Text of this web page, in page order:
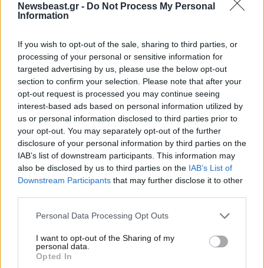
Newsbeast.gr - Do Not Process My Personal
Information
If you wish to opt-out of the sale, sharing to third parties, or
processing of your personal or sensitive information for
targeted advertising by us, please use the below opt-out
section to confirm your selection. Please note that after your
opt-out request is processed you may continue seeing
interest-based ads based on personal information utilized by
us or personal information disclosed to third parties prior to
your opt-out. You may separately opt-out of the further
disclosure of your personal information by third parties on the
IAB’s list of downstream participants. This information may
also be disclosed by us to third parties on the IAB’s List of
Downstream Participants that may further disclose it to other
Please note that this website/app uses one or more Google
not limited to your visit or usage behaviour. You may click to
grant or deny consent to Google and its third-party tags to
use your data for below specified purposes in below Google
Personal Data Processing Opt Outs
I want to opt-out of the Sharing of my
personal data.
Opted In
2 ΣΧΌΛΙΑ ΑΝΑΓΝΩΣΤΏΝ
ΠΡΟΣΘΕΣΤΕ ΤΟ ΣΧΟΛΙΟ ΣΑΣ